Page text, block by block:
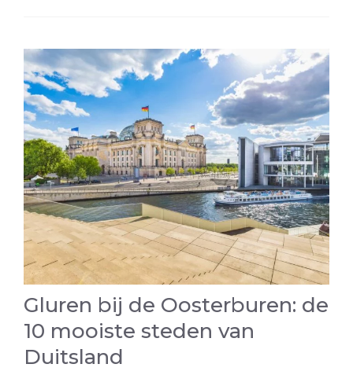
Gluren bij de Oosterburen: de
10 mooiste steden van
Duitsland